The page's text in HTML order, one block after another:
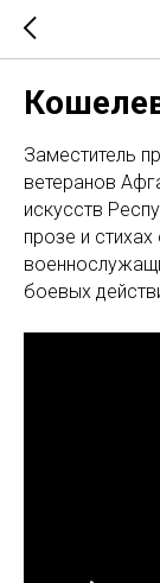
Заместитель
ветеранов
искусств
прозе и
боевых